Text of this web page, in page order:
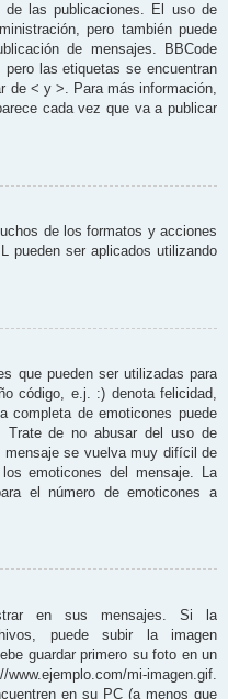
las publicaciones. El uso de
pero también puede
de mensajes. BBCode
las etiquetas se encuentran
de < y >. Para más información,
cada vez que va a publicar
de los formatos y acciones
pueden ser aplicados utilizando
que pueden ser utilizadas para
código, e.j. :) denota felicidad,
completa de emoticones puede
Trate de no abusar del uso de
mensaje se vuelva muy difícil de
emoticones del mensaje. La
el número de emoticones a
en sus mensajes. Si la
puede subir la imagen
guardar primero su foto en un
mi-imagen.gif.
en su PC (a menos que